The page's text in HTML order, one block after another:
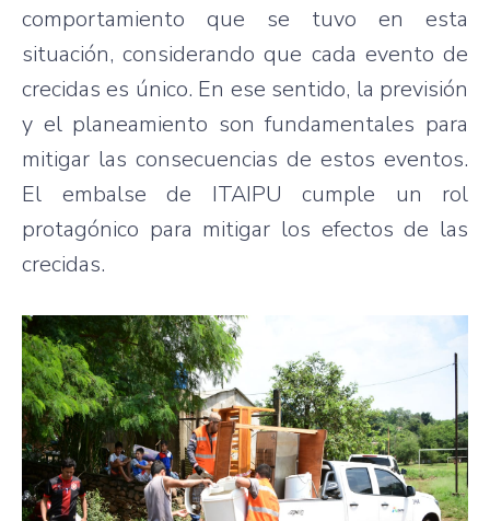
comportamiento que se tuvo en esta
situación, considerando que cada evento de
crecidas es único. En ese sentido, la previsión
y el planeamiento son fundamentales para
mitigar las consecuencias de estos eventos.
El embalse de ITAIPU cumple un rol
protagónico para mitigar los efectos de las
crecidas.